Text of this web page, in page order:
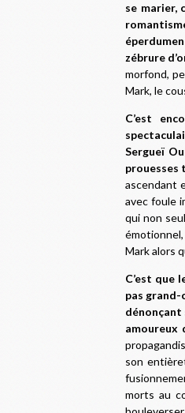
se marier,
zébrure
morfond,
Mark, le
C’est
Sergueï
prouesses
ascendant
avec foule
qui non
Mark alors
C’est que
pas
dénonçant
amoureux
son
morts au